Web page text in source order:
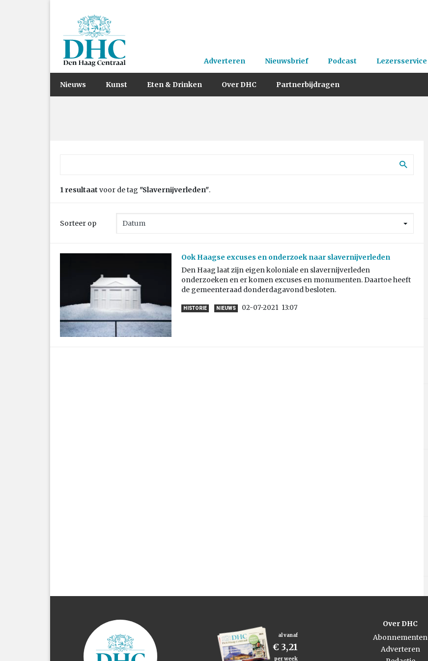
Adverteren Nieuwsbrief Podcast Lezersservice
Nieuws Kunst Eten & Drinken Over DHC Partnerbijdragen
1 resultaat voor de tag "Slavernijverleden".
Sorteer op
Ook Haagse excuses en onderzoek naar slavernijverleden
Den Haag laat zijn eigen koloniale en slavernijverleden
onderzoeken en er komen excuses en monumenten. Daartoe heeft
de gemeenteraad donderdagavond besloten.
HISTORIE NIEUWS 02-07-2021 13:07
al vanaf
€ 3,21
per week
Over DHC
Abonnementen
Adverteren